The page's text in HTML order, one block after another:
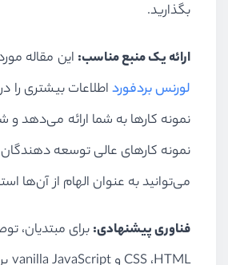
بگذارید.
ارائه یک منبع مناسب: این مقاله
لورنس بردفورداطلاعات بیشتری را
نمونه کارها به شما ارائه می‌دهد و
نمونه کارهای عالی توسعه
می‌توانید به عنوان الهام از آن‌ها
فناوری پیشنهادی:برای مبتدیان،